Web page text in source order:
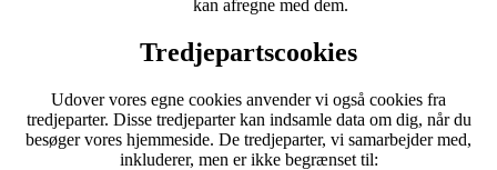
kan afregne med dem.
Tredjepartscookies
Udover vores egne cookies anvender vi også cookies fra
tredjeparter. Disse tredjeparter kan indsamle data om dig, når du
besøger vores hjemmeside. De tredjeparter, vi samarbejder med,
inkluderer, men er ikke begrænset til: